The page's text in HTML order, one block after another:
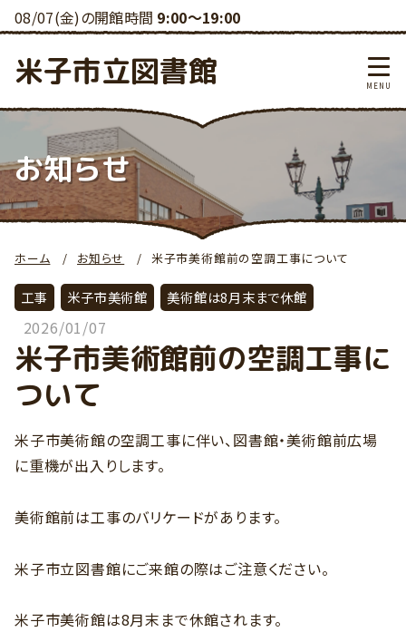
08/07(金)の開館時間 9:00～19:00
米子市立図書館
お知らせ
ホーム お知らせ 米子市美術館前の空調工事について
工事 米子市美術館 美術館は8月末まで休館
2026/01/07
米子市美術館前の空調工事に
ついて
米子市美術館の空調工事に伴い、図書館・美術館前広場
に重機が出入りします。
美術館前は工事のバリケードがあります。
米子市立図書館にご来館の際はご注意ください。
米子市美術館は8月末まで休館されます。